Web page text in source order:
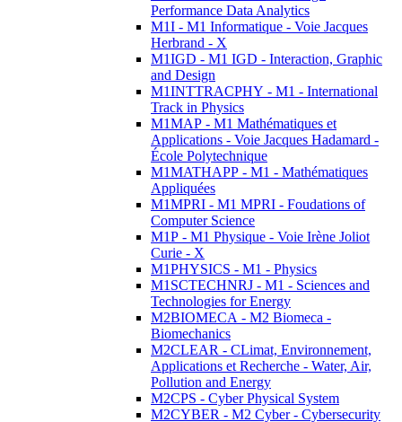
Performance Data Analytics
M1I - M1 Informatique - Voie Jacques
Herbrand - X
M1IGD - M1 IGD - Interaction, Graphic
and Design
M1INTTRACPHY - M1 - International
Track in Physics
M1MAP - M1 Mathématiques et
Applications - Voie Jacques Hadamard -
École Polytechnique
M1MATHAPP - M1 - Mathématiques
Appliquées
M1MPRI - M1 MPRI - Foudations of
Computer Science
M1P - M1 Physique - Voie Irène Joliot
Curie - X
M1PHYSICS - M1 - Physics
M1SCTECHNRJ - M1 - Sciences and
Technologies for Energy
M2BIOMECA - M2 Biomeca -
Biomechanics
M2CLEAR - CLimat, Environnement,
Applications et Recherche - Water, Air,
Pollution and Energy
M2CPS - Cyber Physical System
M2CYBER - M2 Cyber - Cybersecurity